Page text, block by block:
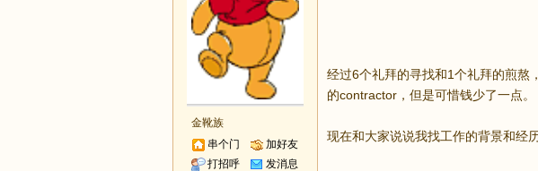
金靴族
串个门
加好友
打招呼
发消息
经过6个礼拜的寻找和1个礼拜的煎熬
的contractor，但是可惜钱少了一点。
现在和大家说说我找工作的背景和经历